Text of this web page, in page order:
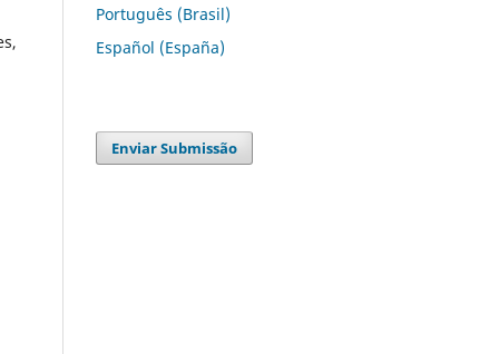
Português (Brasil)
Español (España)
Enviar Submissão